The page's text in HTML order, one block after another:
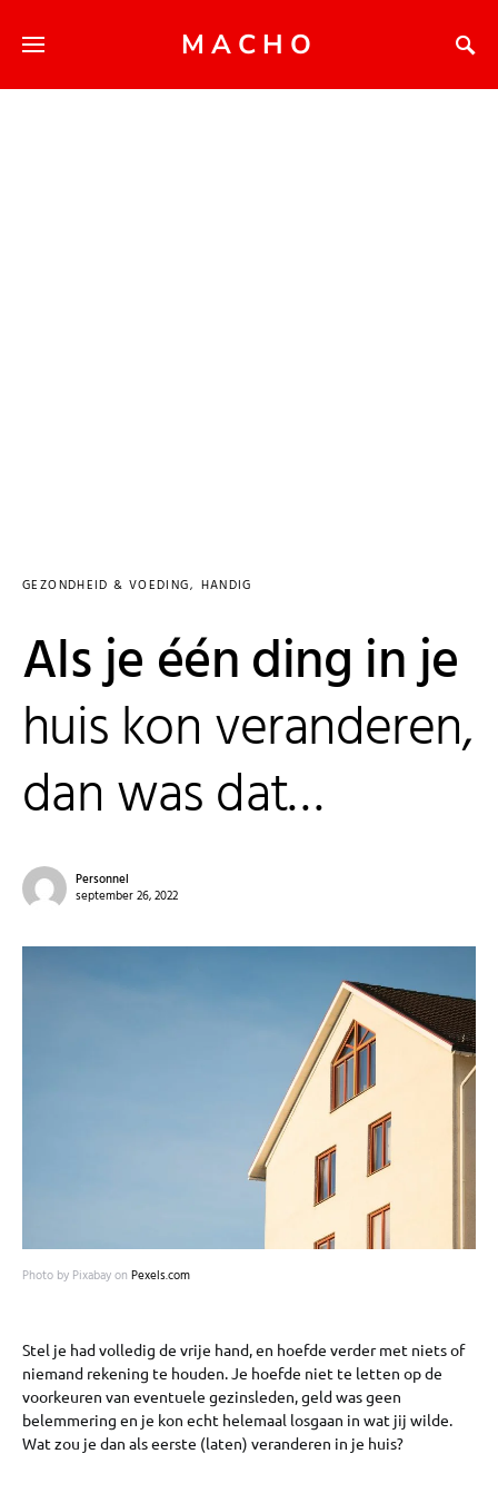
MACHO
Photo by Pixabay on Pexels.com
GEZONDHEID & VOEDING HANDIG
Als je één ding in je
huis kon veranderen,
dan was dat…
Personnel
september 26, 2022
Stel je had volledig de vrije hand, en hoefde verder met niets of
niemand rekening te houden. Je hoefde niet te letten op de
voorkeuren van eventuele gezinsleden, geld was geen
belemmering en je kon echt helemaal losgaan in wat jij wilde.
Wat zou je dan als eerste (laten) veranderen in je huis?